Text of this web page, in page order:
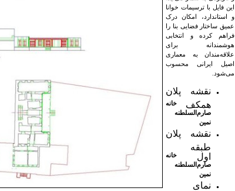
این فایل با ترسیمات خوانا
و استاندارد، امکان درک
عمیق ساختار فضایی بنا را
فراهم کرده و انتخابی
هوشمندانه برای
علاقه‌مندان به معماری
اصیل ایرانی محسوب
می‌شود.
نقشه پلان
همکف خانه
صارم‌السلطنه
نمین
نقشه پلان
طبقه
اول خانه
صارم‌السلطنه
نمین
نمای